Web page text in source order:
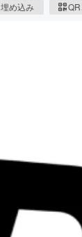
埋め込み